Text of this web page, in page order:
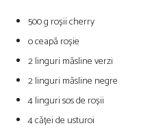
500 g roșii cherry
o ceapă roșie
2 linguri măsline verzi
2 linguri măsline negre
4 linguri sos de roșii
4 căței de usturoi